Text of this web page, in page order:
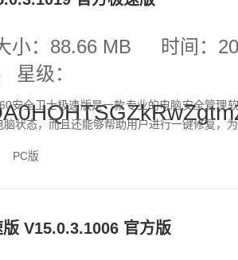
小：88.66 MB
时间：
星级：
安全卫士极速版是一款专业的电脑安全管理
脑状态，而且还能够帮助用户进行一键修复，
PC版
V15.0.3.1006 官方版